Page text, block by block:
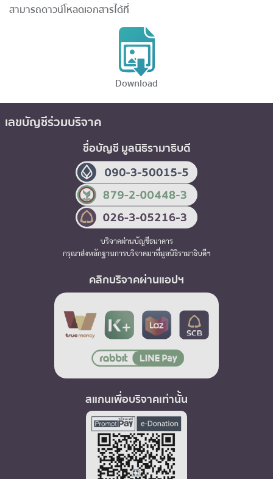
สามารถดาวน์โหลดเอกสารได้ที่
Download
เลขบัญชีร่วมบริจาค
ชื่อบัญชี มูลนิธิรามาธิบดี
บริจาคผ่านบัญชีธนาคาร
กรุณาส่งหลักฐานการบริจาคมาที่มูลนิธิรามาธิบดีฯ
คลิกบริจาคผ่านแอปฯ
สแกนเพื่อบริจาคเท่านั้น